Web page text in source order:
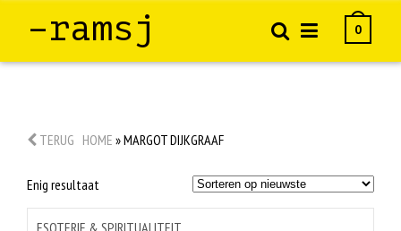
–ramsj 0
TERUG HOME »MARGOT DIJKGRAAF
Enig resultaat
ESOTERIE & SPIRITUALITEIT